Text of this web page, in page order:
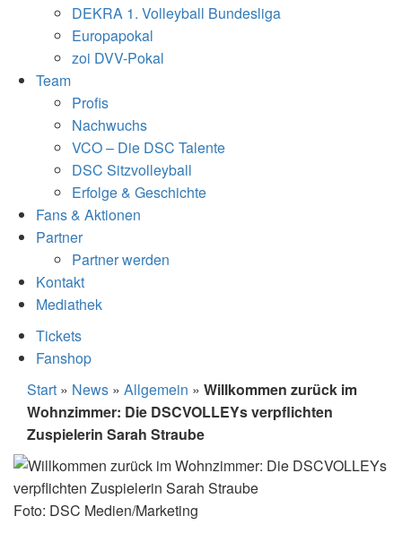
DEKRA 1. Volleyball Bundesliga
Europapokal
zoi DVV-Pokal
Team
Profis
Nachwuchs
VCO – Die DSC Talente
DSC Sitzvolleyball
Erfolge & Geschichte
Fans & Aktionen
Partner
Partner werden
Kontakt
Mediathek
Tickets
Fanshop
Start » News » Allgemein » Willkommen zurück im
Wohnzimmer: Die DSCVOLLEYs verpflichten
Zuspielerin Sarah Straube
Foto: DSC Medien/Marketing